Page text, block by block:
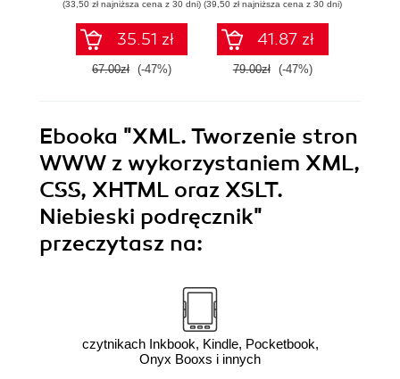
(33,50 zł najniższa cena z 30 dni)
35.51 zł
67.00zł (-47%)
(39,50 zł najniższa cena z 30 dni)
41.87 zł
79.00zł (-47%)
Ebooka "XML. Tworzenie stron
WWW z wykorzystaniem XML,
CSS, XHTML oraz XSLT.
Niebieski podręcznik"
przeczytasz na:
czytnikach Inkbook, Kindle, Pocketbook,
Onyx Booxs i innych